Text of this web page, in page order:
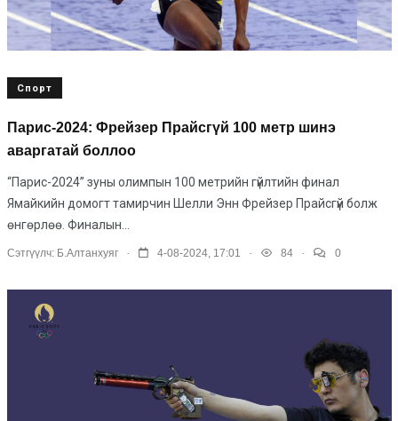
Спорт
Парис-2024: Фрейзер Прайсгүй 100 метр шинэ
аваргатай боллоо
“Парис-2024” зуны олимпын 100 метрийн гүйлтийн финал
Ямайкийн домогт тамирчин Шелли Энн Фрейзер Прайсгүй болж
өнгөрлөө. Финалын...
Сэтгүүлч: Б.Алтанхуяг . 4-08-2024, 17:01 . 84 . 0